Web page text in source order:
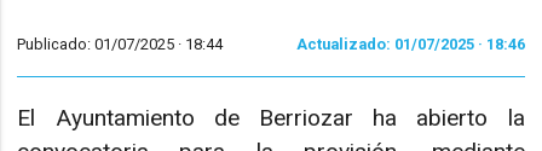
Publicado: 01/07/2025 · 18:44 Actualizado: 01/07/2025 · 18:46
El Ayuntamiento de Berriozar ha abierto la